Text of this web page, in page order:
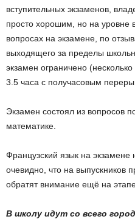
вступительных экзаменов,
просто хорошим, но на уровне
вопросах на экзамене, по
выходящего за пределы
экзамен ограничено
3.5 часа с получасовым
Экзамен состоял из вопросов
математике.
Французский язык на экзамене
очевидно, что на выпускников
обратят внимание ещё на
В школу идут со всего